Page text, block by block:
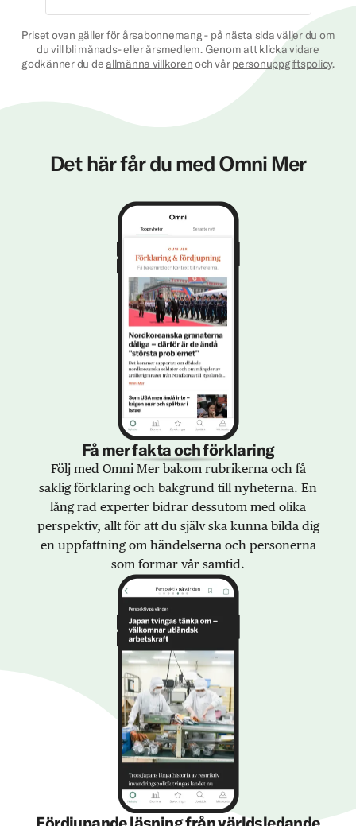
Priset ovan gäller för årsabonnemang - på nästa sida väljer du om
du vill bli månads- eller årsmedlem. Genom att klicka vidare
godkänner du deallmänna villkorenoch vårpersonuppgiftspolicy.
Det här får du med Omni Mer
Få mer fakta och förklaring
Följ med Omni Mer bakom rubrikerna och få
saklig förklaring och bakgrund till nyheterna. En
lång rad experter bidrar dessutom med olika
perspektiv, allt för att du själv ska kunna bilda dig
en uppfattning om händelserna och personerna
som formar vår samtid.